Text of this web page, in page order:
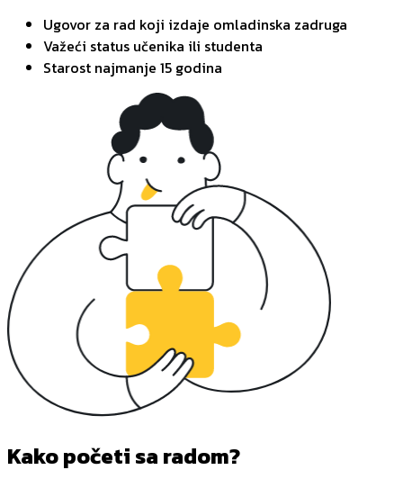
Ugovor za rad koji izdaje omladinska zadruga
Važeći status učenika ili studenta
Starost najmanje 15 godina
Kako početi sa radom?